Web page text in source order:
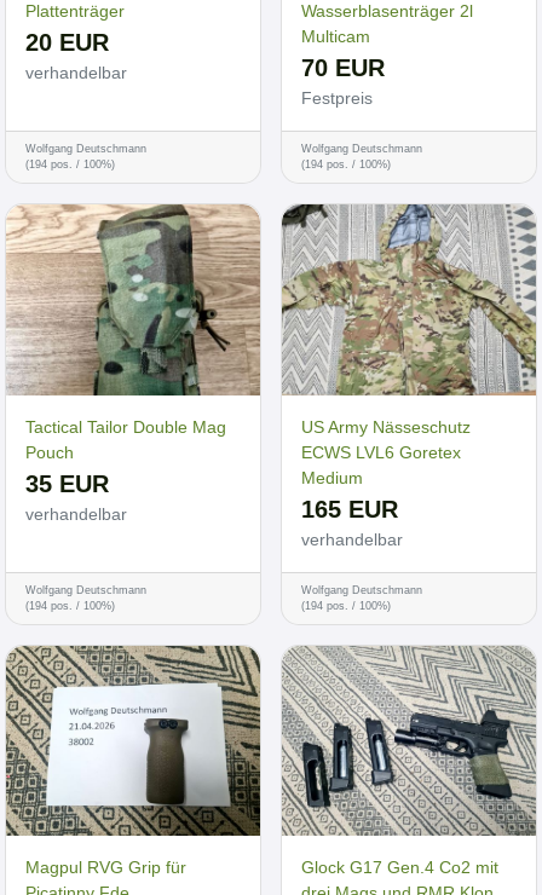
Plattenträger
20 EUR
verhandelbar
Wolfgang Deutschmann
(194 pos. / 100%)
Wasserblasenträger 2l
Multicam
70 EUR
Festpreis
Wolfgang Deutschmann
(194 pos. / 100%)
Tactical Tailor Double Mag
Pouch
35 EUR
verhandelbar
Wolfgang Deutschmann
(194 pos. / 100%)
US Army Nässeschutz
ECWS LVL6 Goretex
Medium
165 EUR
verhandelbar
Wolfgang Deutschmann
(194 pos. / 100%)
Magpul RVG Grip für
Glock G17 Gen.4 Co2 mit